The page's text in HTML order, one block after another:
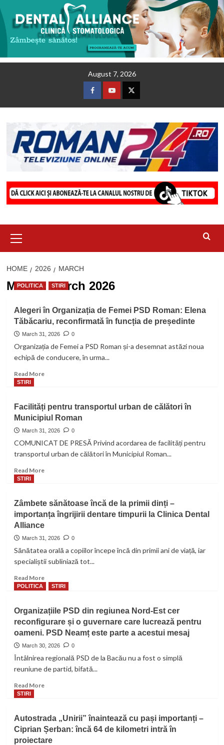
August 7, 2026
FacebookYoutubeTwitter
Menu
HOME 2026 MARCH
Month:March 2026
POLITICA STIRI
Alegeri în Organizația de Femei PSD Roman: Elena
Tăbăcariu, reconfirmată în funcția de președinte
March 31, 2026 0
Organizația de Femei a PSD Roman și-a desemnat astăzi noua
echipă de conducere, în urma...
Read MoreRead
în
Organizația
de
Roman:
funcția
de
președinte
STIRI
Facilități pentru transportul urban de călători în
Municipiul Roman
March 31, 2026 0
COMUNICAT DE PRESĂ Privind acordarea de facilități pentru
transportul urban de călători în Municipiul Roman...
Read MoreRead
pentru
transportul
urban
de
în
Municipiul
STIRI
Zâmbete sănătoase încă de la primii dinți –
importanța îngrijirii dentare timpurii la Clinica Dental
Alliance
March 31, 2026 0
Sănătatea orală a copiilor începe încă din primii ani de viață, iar
specialiștii subliniază tot...
Read MoreRead
more
sănătoase
încă
de
la
dinți
–
la
Clinica
Dental
POLITICA STIRI
Organizațiile PSD din regiunea Nord-Est cer
reconfigurare și o guvernare care lucrează pentru
oameni. PSD Neamț este parte a acestui mesaj
March 30, 2026 0
Întâlnirea regională PSD de la Bacău nu a fost o simplă
reuniune de partid, bifată...
Read MoreRead
PSD
din
regiunea
STIRI
Autostrada „Unirii” înaintează cu pași importanți –
Ciprian Șerban: încă 64 de kilometri intră în
proiectare